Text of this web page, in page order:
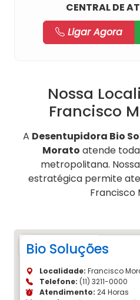
CENTRAL DE
Ligar Agora
Nossa
Francisco
A Desentupidora Bio
Morato atende
metropolitana.
estratégica permite
Francisco
Bio Soluções
Localidade: Francisco
Telefone: (11) 3211-0000
Atendimento: 24 Horas